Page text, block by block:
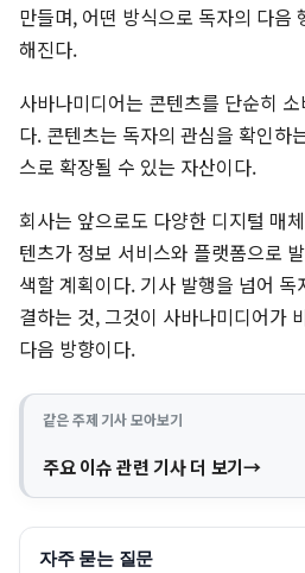
만들며, 어떤 방식으로 독자의 다음
해진다.
사바나미디어는 콘텐츠를 단순히
다. 콘텐츠는 독자의 관심을 확인하
스로 확장될 수 있는 자산이다.
회사는 앞으로도 다양한 디지털 매
텐츠가 정보 서비스와 플랫폼으로
색할 계획이다. 기사 발행을 넘어
결하는 것, 그것이 사바나미디어가
다음 방향이다.
같은 주제 기사 모아보기
주요 이슈 관련 기사 더 보기
자주 묻는 질문